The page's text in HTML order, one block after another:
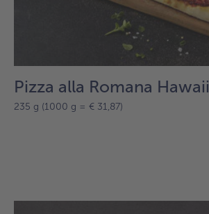
Pizza alla Romana Hawaii
235 g (1000 g = € 31,87)